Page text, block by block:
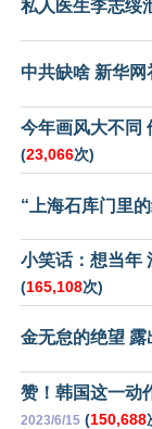
私人医生李志绥
中共缺啥 新华网
今年画风大不同
(23,066次)
“上海石库门里
小笑话：想当年
(165,108次)
金无怠的绝望
赞！韩国这一动
2023/6/15 (150,688